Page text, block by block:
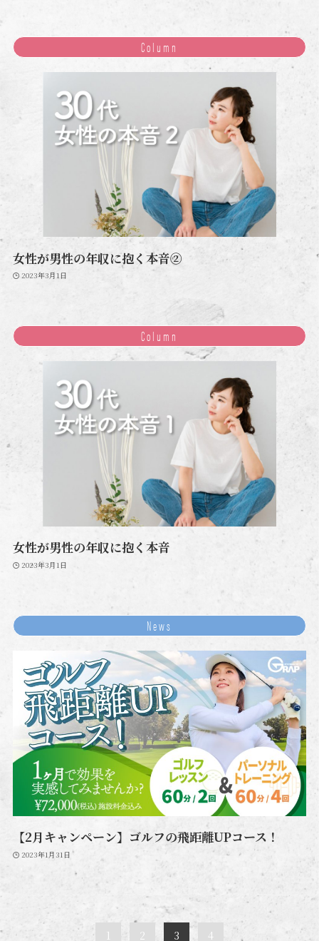
Column
女性が男性の年収に抱く本音②
2023年3月1日
Column
女性が男性の年収に抱く本音
2023年3月1日
News
【2月キャンペーン】ゴルフの飛距離UPコース！
2023年1月31日
1 2 3 4